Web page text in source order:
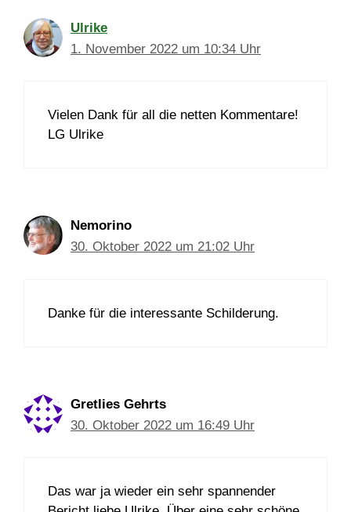
Ulrike
1. November 2022 um 10:34 Uhr
Vielen Dank für all die netten Kommentare!
LG Ulrike
Nemorino
30. Oktober 2022 um 21:02 Uhr
Danke für die interessante Schilderung.
Gretlies Gehrts
30. Oktober 2022 um 16:49 Uhr
Das war ja wieder ein sehr spannender